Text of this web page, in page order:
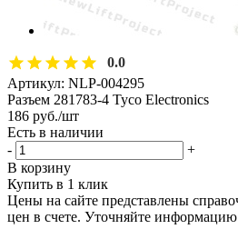
0.0
Артикул: NLP-004295
Разъем 281783-4 Tyco Electronics
186 руб./шт
Есть в наличии
-
+
В корзину
Купить в 1 клик
Цены на сайте представлены
цен в счете. Уточняйте